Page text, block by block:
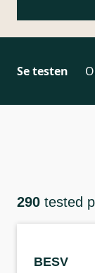
Se testen
290 tested
BESV